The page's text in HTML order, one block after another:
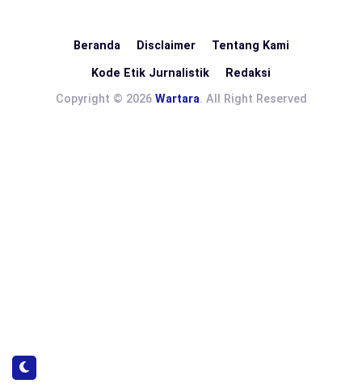
Beranda Disclaimer Tentang Kami
Kode Etik Jurnalistik
Redaksi
Copyright © 2026 Wartara. All Right Reserved